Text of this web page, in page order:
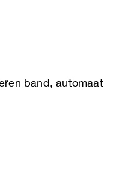
band, automaat